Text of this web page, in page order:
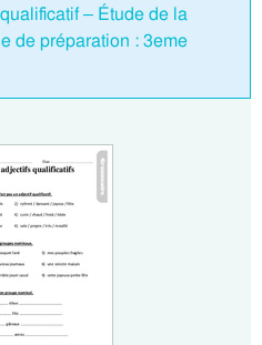
– Étude de la
de préparation : 3eme